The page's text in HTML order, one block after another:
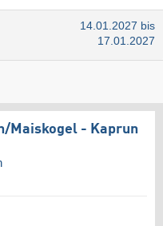
14.01.2027 bis
17.01.2027
​Maiskogel - Kaprun